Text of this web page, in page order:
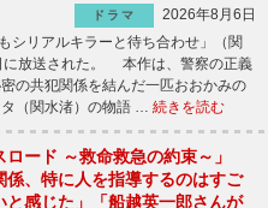
ドラマ
2026年8月6日
シリアルキラーと待ち合わせ」（関
に放送された。 本作は、警察の正義
の共犯関係を結んだ一匹おおかみの
（関水渚）の物語 … 続きを読む
ロード ～救命救急の約束～」
係、特に人を指導するのはすご
と感じた」「船越英一郎さんが